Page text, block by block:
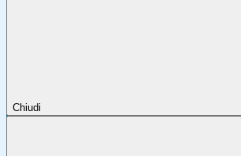
Chiudi